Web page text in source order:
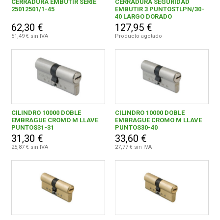
CERRADURA EMBUTIR SERIE
25012501/1-45
62,30 €
51,49 € sin IVA
CERRADURA SEGURIDAD
EMBUTIR 3 PUNTOSTLPN/30-
40 LARGO DORADO
127,95 €
Producto agotado
CILINDRO 10000 DOBLE
EMBRAGUE CROMO M LLAVE
PUNTOS31-31
31,30 €
25,87 € sin IVA
CILINDRO 10000 DOBLE
EMBRAGUE CROMO M LLAVE
PUNTOS30-40
33,60 €
27,77 € sin IVA